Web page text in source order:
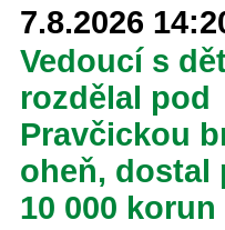
7.8.2026
Vedoucí s
rozdělal pod
Pravčickou
oheň, dostal
10 000 korun